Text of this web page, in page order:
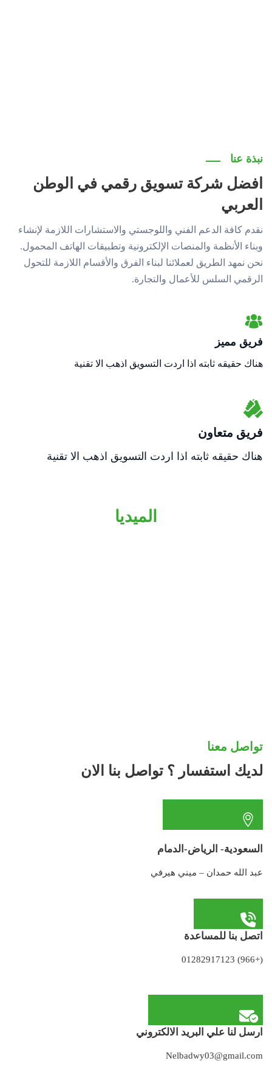
نبذة عنا
افضل شركة تسويق رقمي في الوطن
العربي
نقدم كافة الدعم الفني واللوجستي والاستشارات اللازمة لإنشاء
وبناء الأنظمة والمنصات الإلكترونية وتطبيقات الهاتف المحمول.
نحن نمهد الطريق لعملائنا لبناء الفرق والأقسام اللازمة للتحول
الرقمي السلس للأعمال والتجارة.
فريق مميز
هناك حقيقه ثابته اذا اردت التسويق اذهب الا تقنية
فريق متعاون
هناك حقيقه ثابته اذا اردت التسويق اذهب الا تقنية
الميديا
تواصل معنا
لديك استفسار ؟ تواصل بنا الان
السعودية- الرياض-الدمام
عبد الله حمدان – ميني هيرفي
اتصل بنا للمساعدة
(+966) 01282917123
ارسل لنا علي البريد الالكتروني
Nelbadwy03@gmail.com